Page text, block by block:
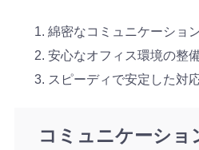
綿密なコミュニケーショ
安心なオフィス環境の整
スピーディで安定した対
コミュニケーショ